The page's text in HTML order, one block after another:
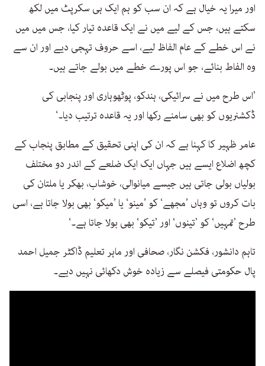
اور میرا یہ خیال ہے کہ ان سب کو ہم ایک ہی سکرپٹ میں لکھ
سکتے ہیں، جس کے لیے میں نے ایک قاعدہ تیار کیا، جس میں میں
نے اس خطے کے عام الفاظ لیے، اسے حروف تہجی دیے اور ان سے
وہ الفاط بنائے، جو اس پورے خطے میں بولے جاتے ہیں۔
’اس طرح میں نے سرائیکی، ہندکو، پوٹھوہاری اور پنجابی کی
ڈکشنریوں کو بھی سامنے رکھا اور یہ قاعدہ ترتیب دیا۔‘
عامر ظہیر کا کہنا ہے کہ ان کی اپنی تحقیق کے مطابق پنجاب کے
کچھ اضلاع ایسے ہیں جہاں ایک ایک ضلعے کے اندر دو مختلف
بولیاں بولی جاتی ہیں جیسے میانوالی، خوشاب، بھکر یا ملتان کی
بات کروں تو وہاں ’مجھے‘ کو ’مینو‘ یا ’میکو‘ بھی بولا جاتا ہے، اسی
طرح ’تمہیں‘ کو ’تینوں‘ اور ’تیکو‘ بھی بولا جاتا ہے۔‘
تاہم دانشور، فکشن نگار، صحافی اور ماہر تعلیم ڈاکٹر جمیل احمد
پال حکومتی فیصلے سے زیادہ خوش دکھائی نہیں دیے۔